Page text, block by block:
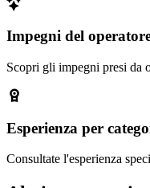
Impegni del
Scopri gli impegni presi da
Esperienza per
Consultate l'esperienza